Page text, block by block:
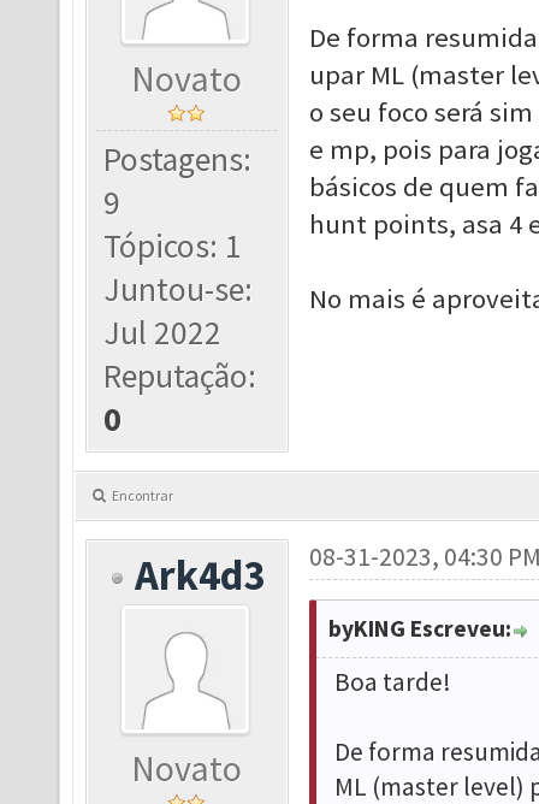
Novato
Postagens:
9
Tópicos: 1
Juntou-se:
Jul 2022
Reputação:
0
De forma
upar ML (master
o seu foco será
e mp, pois para
básicos de quem
hunt points, asa 4
No mais é
Encontrar
Ark4d3
Novato
08-31-2023, 04:30
byKING Escreveu:
Boa tarde!
De forma
ML (master level)